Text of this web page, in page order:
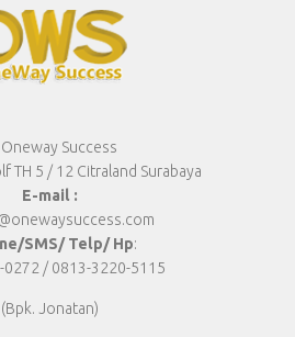
Oneway Success
TH 5 / 12 Citraland Surabaya
E-mail :
SMS/ Telp/ Hp:
0272 / 0813-3220-5115
(Bpk. Jonatan)